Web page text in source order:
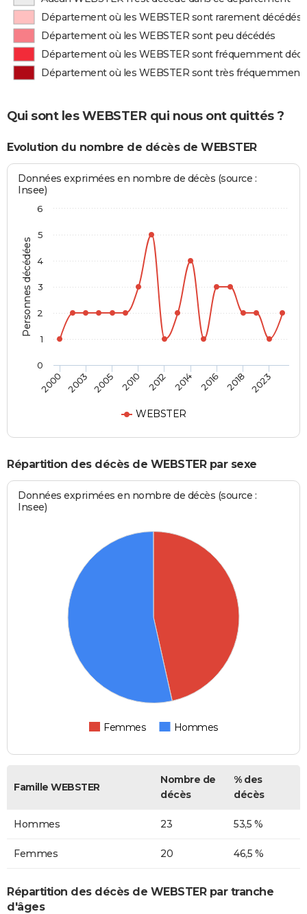
Département où les WEBSTER sont rarement décédés
Département où les WEBSTER sont peu décédés
Département où les WEBSTER sont fréquemment
Département où les WEBSTER sont très fréquemment
Qui sont les WEBSTER qui nous ont quittés ?
Evolution du nombre de décès de WEBSTER
Personnes décédées
Données exprimées en nombre de décès (source :
Insee)
WEBSTER
2000 2003 2005 2010 2012 2014 2016 2018 2023
0
1
2
3
4
5
6
Répartition des décès de WEBSTER par sexe
Données exprimées en nombre de décès (source :
Insee)
Femmes Hommes
Famille WEBSTER
Nombre de
décès
% des
décès
Hommes 23 53,5 %
Femmes 20 46,5 %
Répartition des décès de WEBSTER par tranche
d'âges